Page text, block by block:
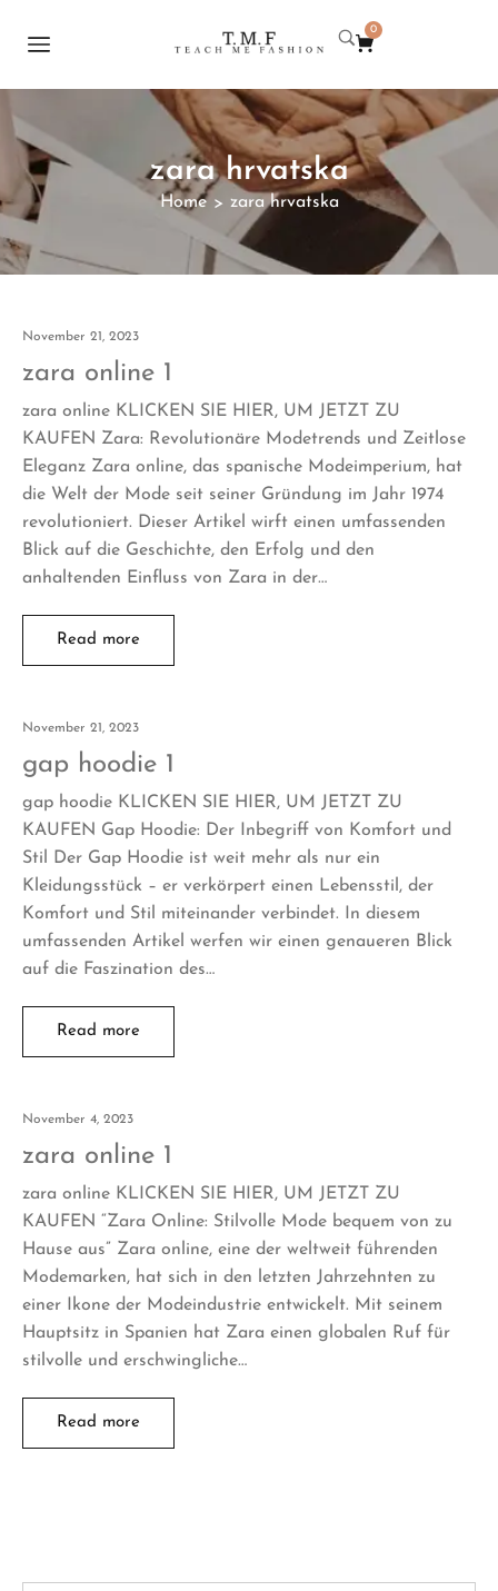
0
zara hrvatska
Home > zara hrvatska
November 21, 2023
zara online 1
zara online KLICKEN SIE HIER, UM JETZT ZU
KAUFEN Zara: Revolutionäre Modetrends und Zeitlose
Eleganz Zara online, das spanische Modeimperium, hat
die Welt der Mode seit seiner Gründung im Jahr 1974
revolutioniert. Dieser Artikel wirft einen umfassenden
Blick auf die Geschichte, den Erfolg und den
anhaltenden Einfluss von Zara in der…
Read more
November 21, 2023
gap hoodie 1
gap hoodie KLICKEN SIE HIER, UM JETZT ZU
KAUFEN Gap Hoodie: Der Inbegriff von Komfort und
Stil Der Gap Hoodie ist weit mehr als nur ein
Kleidungsstück – er verkörpert einen Lebensstil, der
Komfort und Stil miteinander verbindet. In diesem
umfassenden Artikel werfen wir einen genaueren Blick
auf die Faszination des…
Read more
November 4, 2023
zara online 1
zara online KLICKEN SIE HIER, UM JETZT ZU
KAUFEN “Zara Online: Stilvolle Mode bequem von zu
Hause aus” Zara online, eine der weltweit führenden
Modemarken, hat sich in den letzten Jahrzehnten zu
einer Ikone der Modeindustrie entwickelt. Mit seinem
Hauptsitz in Spanien hat Zara einen globalen Ruf für
stilvolle und erschwingliche…
Read more